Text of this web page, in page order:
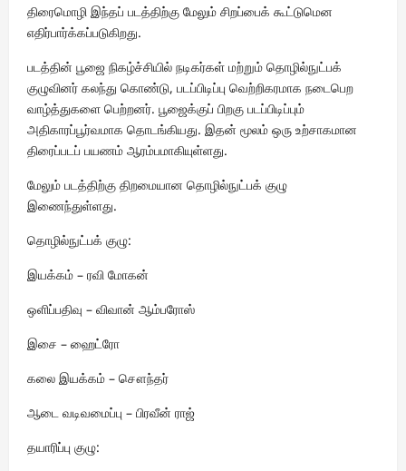
திரைமொழி இந்தப் படத்திற்கு மேலும் சிறப்பைக் கூட்டுமென
எதிர்பார்க்கப்படுகிறது.
படத்தின் பூஜை நிகழ்ச்சியில் நடிகர்கள் மற்றும் தொழில்நுட்பக்
குழுவினர் கலந்து கொண்டு, படப்பிடிப்பு வெற்றிகரமாக நடைபெற
வாழ்த்துகளை பெற்றனர். பூஜைக்குப் பிறகு படப்பிடிப்பும்
அதிகாரப்பூர்வமாக தொடங்கியது. இதன் மூலம் ஒரு உற்சாகமான
திரைப்படப் பயணம் ஆரம்பமாகியுள்ளது.
மேலும் படத்திற்கு திறமையான தொழில்நுட்பக் குழு
இணைந்துள்ளது.
தொழில்நுட்பக் குழு:
இயக்கம் – ரவி மோகன்
ஒளிப்பதிவு – விவான் ஆம்பரோஸ்
இசை – ஹைட்ரோ
கலை இயக்கம் – சௌந்தர்
ஆடை வடிவமைப்பு – பிரவீன் ராஜ்
தயாரிப்பு குழு: